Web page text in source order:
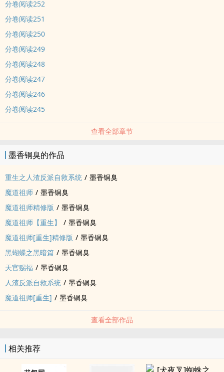
求包养：。监督催文处：
分卷阅读252
分卷阅读251
分卷阅读250
分卷阅读249
分卷阅读248
分卷阅读247
分卷阅读246
分卷阅读245
查看全部章节
墨香铜臭的作品
重生之人渣反派自救系统 / 墨香铜臭
魔道祖师 / 墨香铜臭
魔道祖师精修版 / 墨香铜臭
魔道祖师【重生】
/ 墨香铜臭
魔道祖师[重生]精修版 / 墨香铜臭
黑蝴蝶之黑暗篇 / 墨香铜臭
天官赐福 / 墨香铜臭
人渣反派自救系统 / 墨香铜臭
魔道祖师[重生] / 墨香铜臭
查看全部作品
相关推荐